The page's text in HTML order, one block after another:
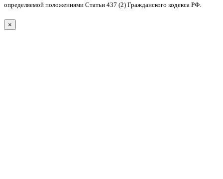
определяемой положениями Статьи 437 (2) Гражданского кодекса РФ.
×